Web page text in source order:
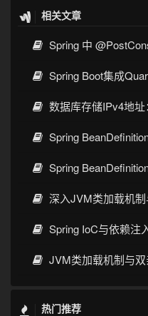
相关文章
Spring 中 @PostConstruct
Spring Boot集成Quartz定
数据库存储IPv4地址：为何32
Spring
Spring
深入JVM类加载机
Spring IoC与依赖注
JVM类加载机制与
热门推荐